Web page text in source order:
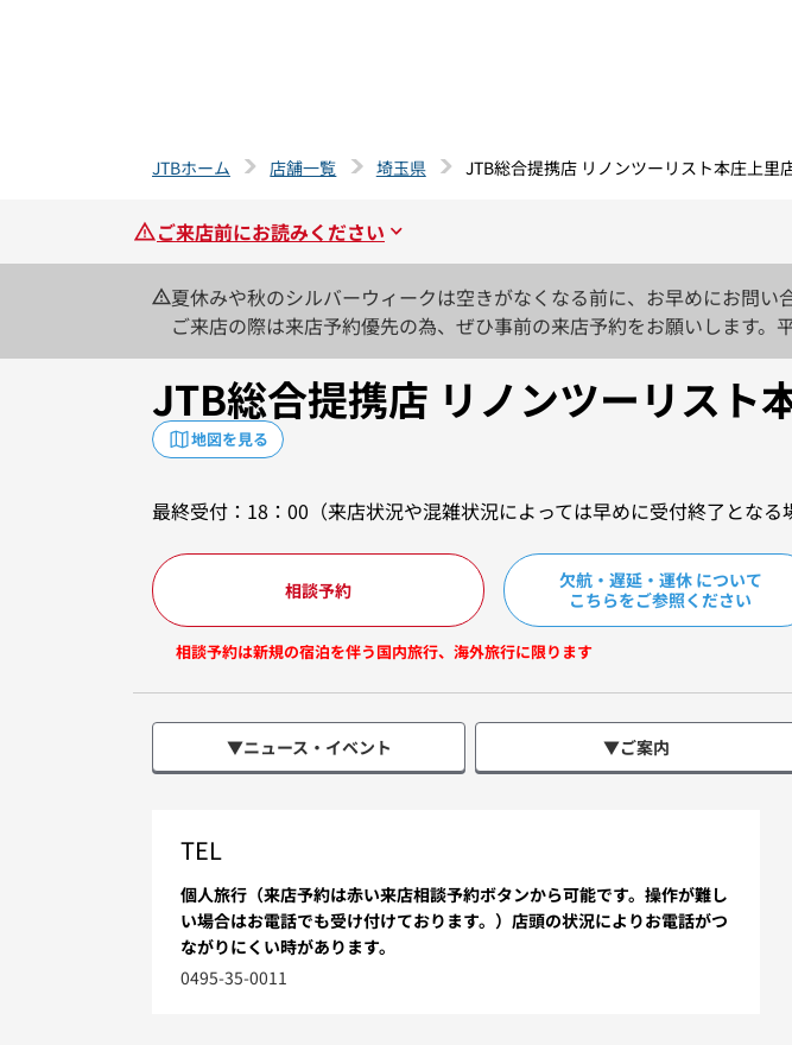
JTBホーム 店舗一覧 埼玉県 JTB総合提携店 リノンツーリスト本庄上里
ご来店前にお読みください
夏休みや秋のシルバーウィークは空きがなくなる前に、お早めにお問
ご来店の際は来店予約優先の為、ぜひ事前の来店予約をお願いします。
JTB総合提携店 リノンツーリスト
地図を見る
最終受付：18：00（来店状況や混雑状況によっては早めに受付終了となる
相談予約
欠航・遅延・運休 について
こちらをご参照ください
相談予約は新規の宿泊を伴う国内旅行、海外旅行に限ります
▼ニュース・イベント ▼ご案内
TEL
個人旅行（来店予約は赤い来店相談予約ボタンから可能です。操作が難し
い場合はお電話でも受け付けております。）店頭の状況によりお電話がつ
ながりにくい時があります。
0495-35-0011